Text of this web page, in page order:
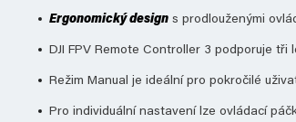
Ergonomický design s prodlouženými
DJI FPV Remote Controller 3 podporuje tři
Režim Manual je ideální pro pokročilé
Pro individuální nastavení lze ovládací